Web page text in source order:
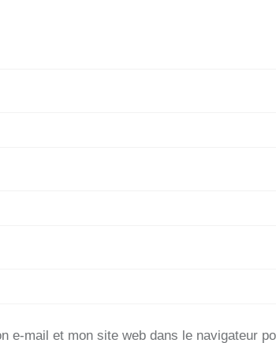
e-mail et mon site web dans le navigateur